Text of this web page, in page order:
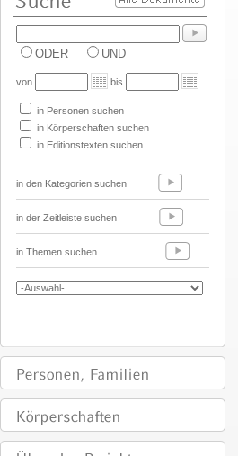
ODER UND
von bis
in Personen suchen
in Körperschaften suchen
in Editionstexten suchen
in den Kategorien suchen
in der Zeitleiste suchen
in Themen suchen